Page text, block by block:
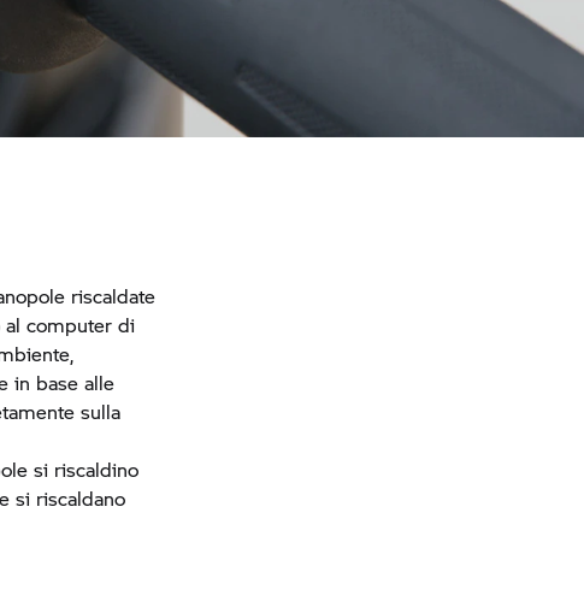
riscaldate
al computer di
in base alle
sulla
si riscaldino
si riscaldano